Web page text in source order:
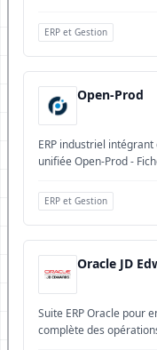
ERP et Gestion
Open-Prod
ERP industriel
unifiée Open-Prod -
ERP et Gestion
Oracle JD
Suite ERP Oracle pour
complète des